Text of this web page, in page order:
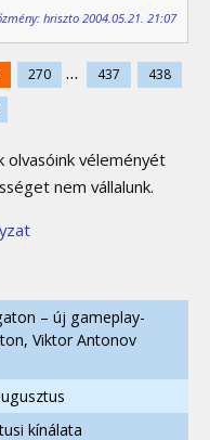
hriszto 2004.05.21. 21:07
270 ... 437
438
olvasóink véleményét
nem vállalunk.
– új gameplay-
Viktor Antonov
kínálata